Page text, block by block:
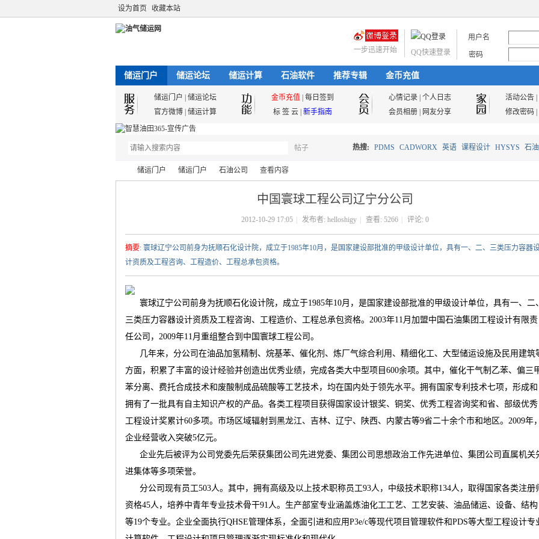
设为首页 收藏本站
用户名
密码
QQ快速登录
一步迅速开始
储运门户 储运论坛 储运计算 石油软件 推荐专辑 金币充值
储运门户 储运论坛 金币充值 每日签到 心情记录 个人日志 活动公告|
官方微博 储运计算 标 签 云 新手指南 会员相册 网友分享 修改密码|
帖子
索
热搜: PDMS CADWORX 英语 课程设计 HYSYS 石
储运门户 储运门户 石油公司
›
查看内容
中国寰球工程公司辽宁分公司
2012-10-29 17:05 发布者: helloshigy 查看: 5266 评论: 0
摘要: 寰球辽宁公司前身为抚顺石化设计院，成立于1985年10月，是国家建设部批准的甲级设计单位，具有一、二、三类压力容器
计资质及工程咨询、工程造价、工程总承包资格。
寰球辽宁公司前身为抚顺石化设计院，成立于1985年10月，是国家建设部批准的甲级设计单位，具有一、二、
三类压力容器设计资质及工程咨询、工程造价、工程总承包资格。 2003年11月加盟中国石油集团工程设计有限责
任公司， 2009年11月重组整合到中国寰球工程公司。
几年来，分公司在油品加氢精制、烷基苯、催化剂、炼厂气综合利用、精细化工、大型储运设施及民用建筑
方面，积累了丰富的设计经验并创造出优秀业绩，完成各类大中型项目 600余项。其中，催化干气制乙苯、偏三
苯分离、费托合成技术和废酸制成品硫酸等工艺技术，均在国内处于领先水平。拥有国家专利技术七项，形成和
拥有了一批具有自主知识产权的产品。各类工程项目获得国家设计银奖、铜奖、优秀工程咨询奖和省、部级优秀
工程设计奖累计60多项。市场区域辐射到黑龙江、吉林、辽宁、陕西、内蒙古等9省二十余个市和地区。 2009年，
企业经营收入突破5亿元。
企业先后被评为公司党委先后荣获集团公司先进党委、集团公司思想政治工作先进单位、集团公司直属机关
进集体等多项荣誉。
分公司现有员工503人。其中，拥有高级及以上技术职称员工93人，中级技术职称134人，取得国家各类注册
资格45人，培养中青年专业技术骨干91人。生产部室专业涵盖炼油化工工艺、工艺安装、油品储运、设备、结构
等19个专业。企业全面执行QHSE管理体系，全面引进和应用P3e/c等现代项目管理软件和PDS等大型工程设计专